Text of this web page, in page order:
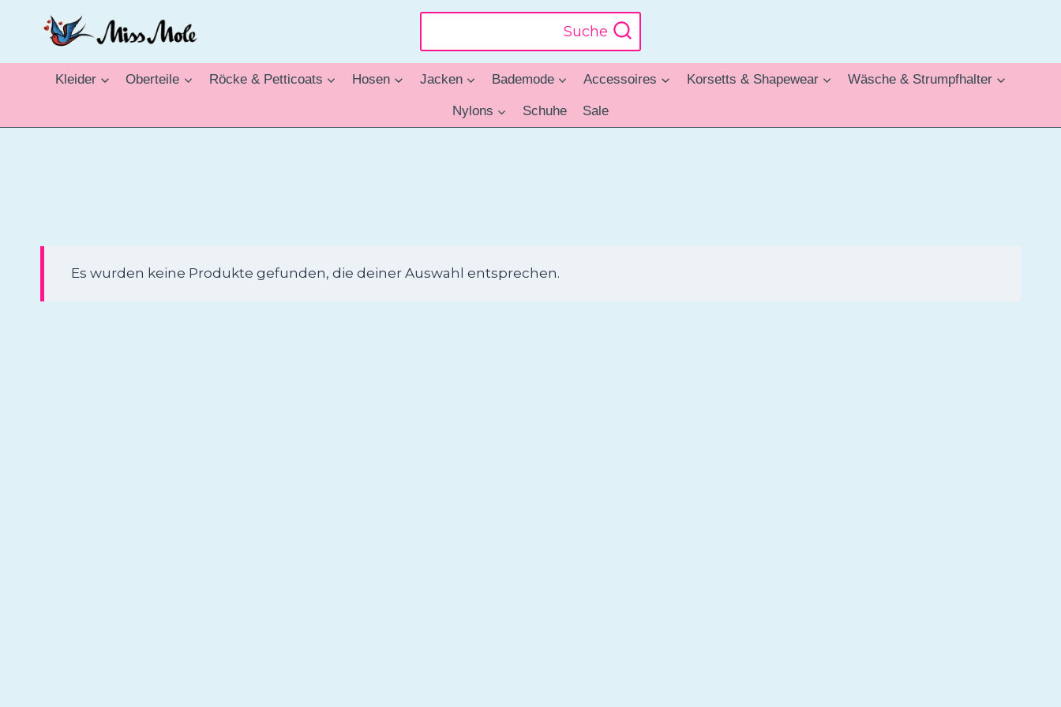
Suche
Kleider Oberteile Röcke & Petticoats Hosen Jacken Bademode Accessoires Korsetts & Shapewear Wäsche & Strumpfhalter
Nylons Schuhe Sale
Es wurden keine Produkte gefunden, die deiner Auswahl entsprechen.